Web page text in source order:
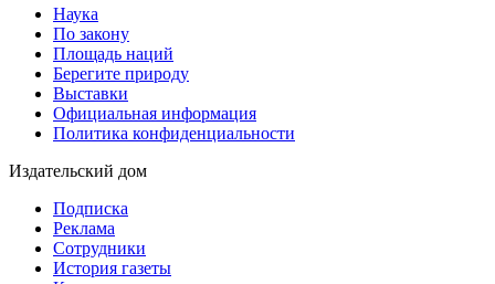
Наука
По закону
Площадь наций
Берегите природу
Выставки
Официальная информация
Политика конфиденциальности
Издательский дом
Подписка
Реклама
Сотрудники
История газеты